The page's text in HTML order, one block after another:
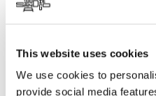
This website uses cookies
We use cookies to
provide social media
la relación entre la
humana. A través de una
tecnofeminista y examinar
impulsan nuestra obsesión